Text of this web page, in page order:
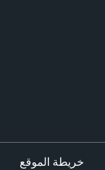
خريطة الموقع